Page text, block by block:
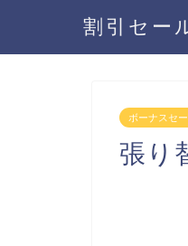
割引セー
ボーナスセ
張り